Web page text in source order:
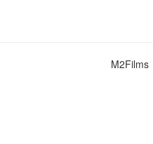
M2Films